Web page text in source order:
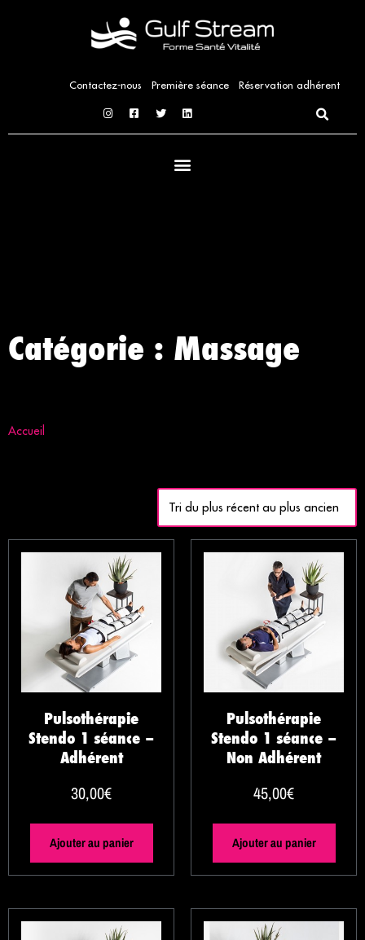
Contactez-nous Première séance Réservation adhérent
Catégorie : Massage
Accueil
Pulsothérapie
Stendo 1 séance –
Adhérent
30,00€
Ajouter au panier
Pulsothérapie
Stendo 1 séance –
Non Adhérent
45,00€
Ajouter au panier